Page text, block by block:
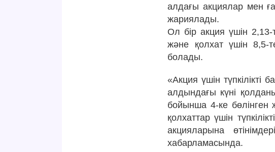
алдағы акциялар мен
жариялады.
Ол бір акция үшін
және қолхат үшін 8,5-
болады.
«Акция үшін түпкілікті
алдындағы күні
бойынша 4-ке бөлінген
қолхаттар үшін
акцияларына
хабарламасында.